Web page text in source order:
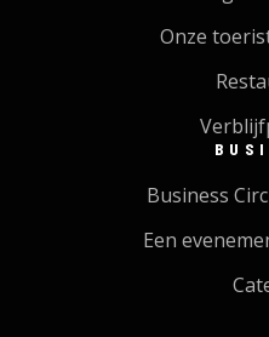
Onze
Business
Een